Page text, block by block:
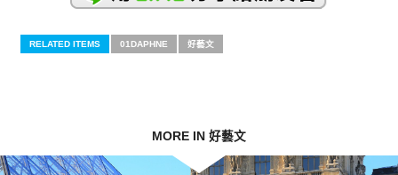
RELATED ITEMS 01DAPHNE 好藝文
MORE IN 好藝文